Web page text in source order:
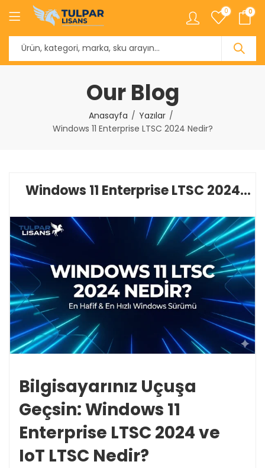
0 0
Our Blog
Anasayfa
Yazılar
Windows 11 Enterprise LTSC 2024 Nedir?
Windows 11 Enterprise LTSC 2024
Bilgisayarınız Uçuşa
Geçsin: Windows 11
Enterprise LTSC 2024 ve
IoT LTSC Nedir?